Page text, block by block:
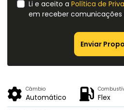
Li e aceito a Política de
em receber comunicações
Enviar
Câmbio
Automático Flex